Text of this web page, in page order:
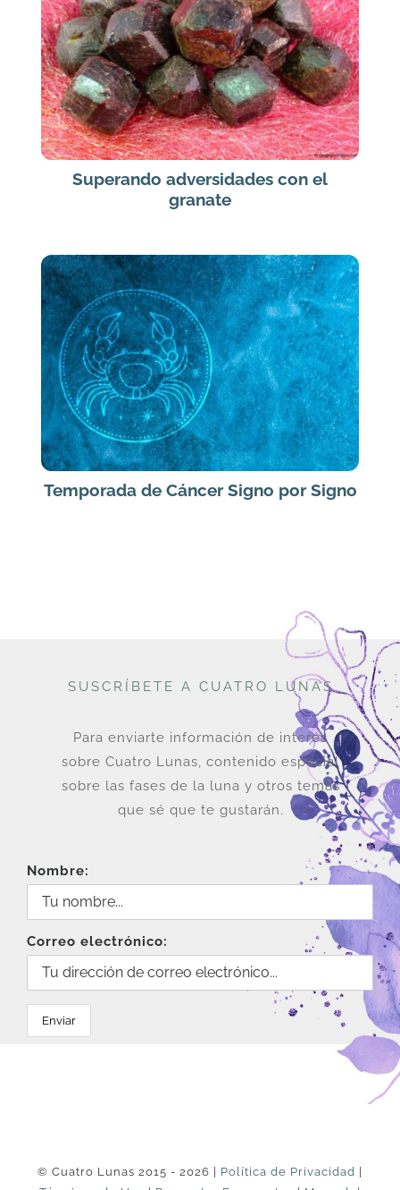
Superando adversidades con el
granate
Temporada de Cáncer Signo por Signo
SUSCRÍBETE A CUATRO LUNAS
Para enviarte información de interés
sobre Cuatro Lunas, contenido especial
sobre las fases de la luna y otros temas
que sé que te gustarán.
Nombre:
Correo electrónico:
© Cuatro Lunas 2015 - 2026 | Política de Privacidad